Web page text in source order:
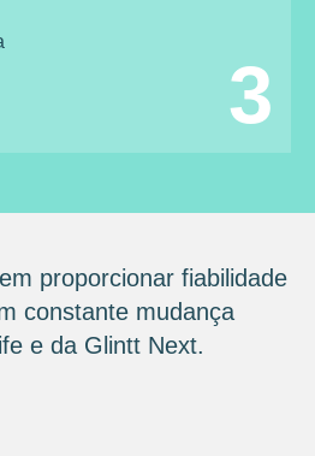
3
proporcionar fiabilidade
constante mudança
e da Glintt Next.